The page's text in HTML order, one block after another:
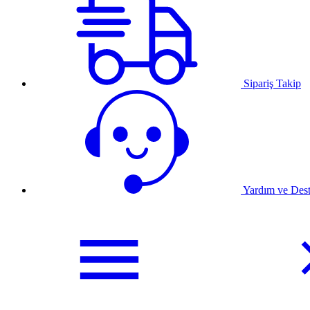
Sipariş Takip
Yardım ve